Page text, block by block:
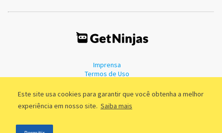
Este site usa cookies para garantir que você obtenha a melhor
experiência em nosso site. Saiba mais
Imprensa
Termos de Uso
©2011 - 2026, GetNinjas LTDA. CNPJ 55.744.877/0001-89 - Rua Dr.